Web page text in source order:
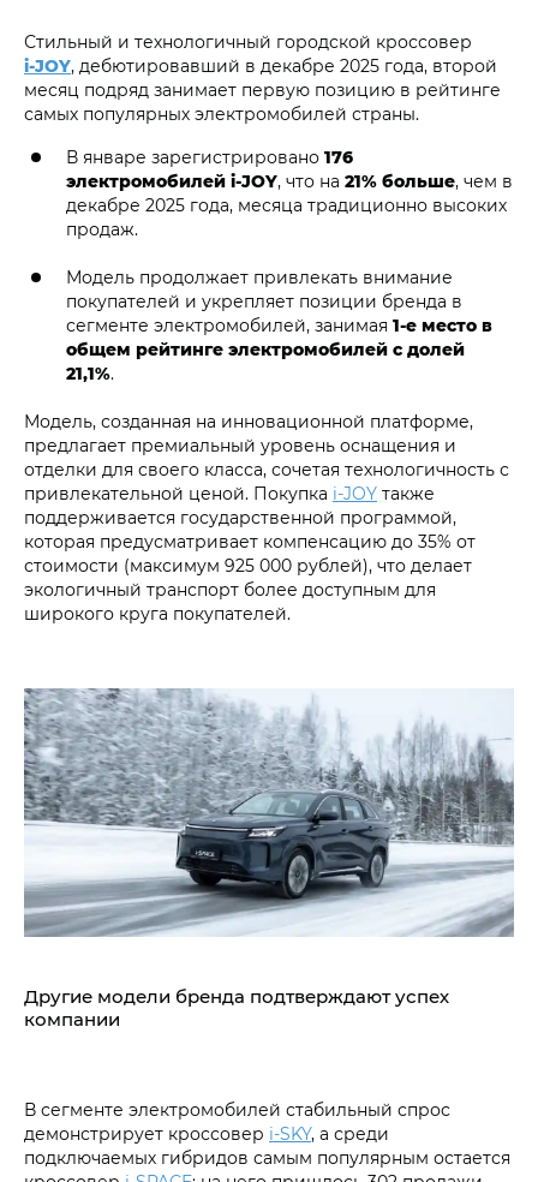
Стильный и технологичный городской кроссовер
i‑JOY, дебютировавший в декабре 2025 года, второй
месяц подряд занимает первую позицию в рейтинге
самых популярных электромобилей страны.
В январе зарегистрировано 176
электромобилей i‑JOY, что на 21% больше, чем в
декабре 2025 года, месяца традиционно высоких
продаж.
Модель продолжает привлекать внимание
покупателей и укрепляет позиции бренда в
сегменте электромобилей, занимая 1-е место в
общем рейтинге электромобилей с долей
21,1%.
Модель, созданная на инновационной платформе,
предлагает премиальный уровень оснащения и
отделки для своего класса, сочетая технологичность с
привлекательной ценой. Покупка i‑JOY также
поддерживается государственной программой,
которая предусматривает компенсацию до 35% от
стоимости (максимум 925 000 рублей), что делает
экологичный транспорт более доступным для
широкого круга покупателей.
Другие модели бренда подтверждают успех
компании
В сегменте электромобилей стабильный спрос
демонстрирует кроссовер i‑SKY, а среди
подключаемых гибридов самым популярным остается